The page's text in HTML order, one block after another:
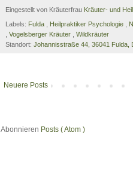
Eingestellt von Kräuterfrau Kräuter- und
Labels: Fulda , Heilpraktiker Psychologie ,
, Vogelsberger Kräuter , Wildkräuter
Standort: Johannisstraße 44, 36041 Fulda,
Neuere Posts
Abonnieren Posts ( Atom )